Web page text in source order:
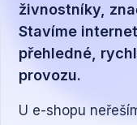
živnostníky,
Stavíme
přehledné,
provozu.
U e-shopu